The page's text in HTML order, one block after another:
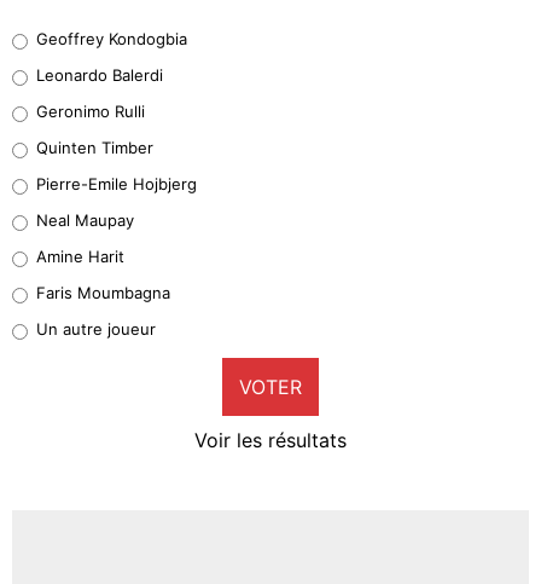
38%
32%
5%
1%
9%
Geoffrey Kondogbia
Leonardo Balerdi
Geronimo Rulli
Quinten Timber
Pierre-Emile Hojbjerg
Neal Maupay
Amine Harit
Faris Moumbagna
Un autre joueur
VOTER
Voir les résultats